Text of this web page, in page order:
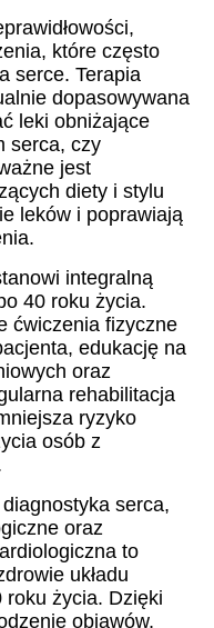
które często
serce. Terapia
dopasowywana
leki obniżające
serca, czy
jest
diety i stylu
leków i poprawiają
integralną
40 roku życia.
ćwiczenia fizyczne
edukację na
oraz
rehabilitacja
ryzyko
osób z
serca,
oraz
to
układu
życia. Dzięki
objawów,